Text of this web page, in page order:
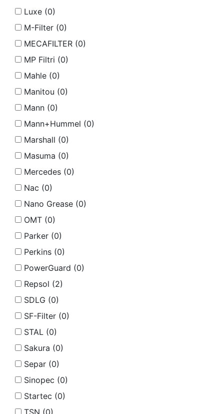
Luxe (0)
M-Filter (0)
MECAFILTER (0)
MP Filtri (0)
Mahle (0)
Manitou (0)
Mann (0)
Mann+Hummel (0)
Marshall (0)
Masuma (0)
Mercedes (0)
Nac (0)
Nano Grease (0)
OMT (0)
Parker (0)
Perkins (0)
PowerGuard (0)
Repsol (2)
SDLG (0)
SF-Filter (0)
STAL (0)
Sakura (0)
Separ (0)
Sinopec (0)
Startec (0)